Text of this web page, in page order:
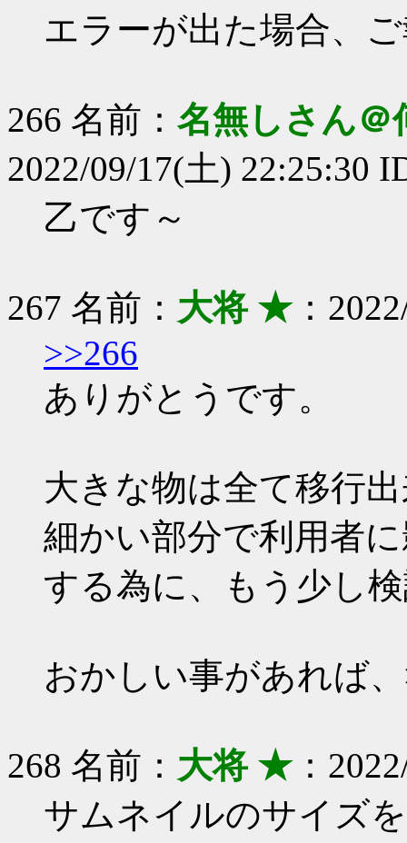
エラーが出た場合、
266 名前： 名無しさん＠
2022/09/17(土) 22:25:30
乙です～
267 名前： 大将 ★：
>>266
ありがとうです。
大きな物は全て移行
細かい部分で利用者
する為に、もう少し
おかしい事があれば
268 名前： 大将 ★：
サムネイルのサイズ